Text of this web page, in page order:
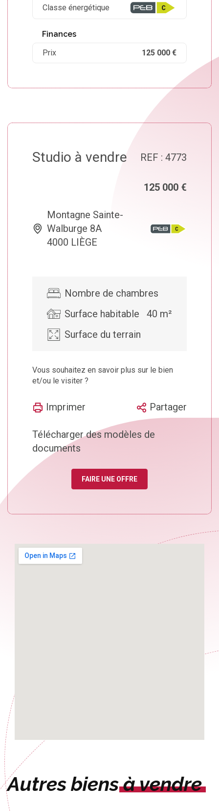
Classe énergétique
Finances
Prix
125 000 €
Studio à vendre REF : 4773
125 000 €
Montagne Sainte-
Walburge 8A
4000 LIÈGE
Nombre de chambres
Surface habitable
40 m²
Surface du terrain
Vous souhaitez en savoir plus sur le bien
et/ou le visiter ?
Imprimer Partager
Télécharger des modèles de
documents
FAIRE UNE OFFRE
Autres biensà vendre